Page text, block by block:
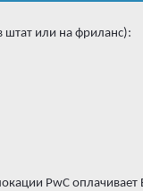
штат или на фриланс):
PwC